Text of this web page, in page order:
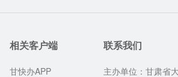
相关客户端
甘快办APP
联系我们
主办单位：甘肃省